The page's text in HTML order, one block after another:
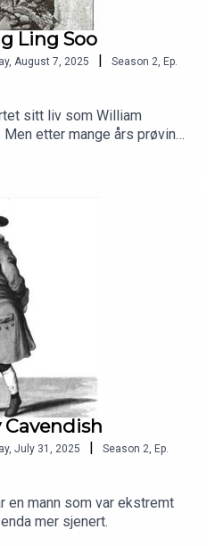
Ling Soo
August 7, 2025 | Season 2 Ep.
sitt liv som William
etter mange års prøving
unger, fant han ut at det var
livet som asiater.
Cavendish
July 31, 2025 | Season 2 Ep.
en mann som var ekstremt
mer sjenert.